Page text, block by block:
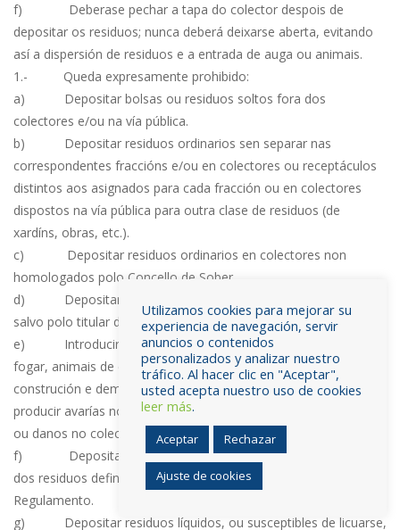
f) Deberase pechar a tapa do colector despois de
depositar os residuos; nunca deberá deixarse aberta, evitando
así a dispersión de residuos e a entrada de auga ou animais.
1.- Queda expresamente prohibido:
a) Depositar bolsas ou residuos soltos fora dos
colectores e/ou na vía pública.
b) Depositar residuos ordinarios sen separar nas
correspondentes fraccións e/ou en colectores ou receptáculos
distintos aos asignados para cada fracción ou en colectores
dispostos na vía pública para outra clase de residuos (de
xardíns, obras, etc.).
c) Depositar residuos ordinarios en colectores non
homologados polo Concello de Sober.
d) Depositar residuos en colectores de uso exclusivo
salvo polo titular dos mesmos.
e) Introducir nos colectores residuos voluminosos do
fogar, animais de compañía vivos ou mortos, residuos da
construción e demolición, así como todos aqueles que poidan
producir avarías no sistema mecánico dos vehículos de recollida
ou danos no colector.
f) Depositar nos colectores situados na vía pública algún
dos residuos definidos como especiais no artigo 5 deste
Regulamento.
g) Depositar residuos líquidos, ou susceptibles de licuarse,
Utilizamos cookies para mejorar su
experiencia de navegación, servir
anuncios o contenidos
personalizados y analizar nuestro
tráfico. Al hacer clic en "Aceptar",
usted acepta nuestro uso de cookies
leer más.
Aceptar Rechazar
Ajuste de cookies